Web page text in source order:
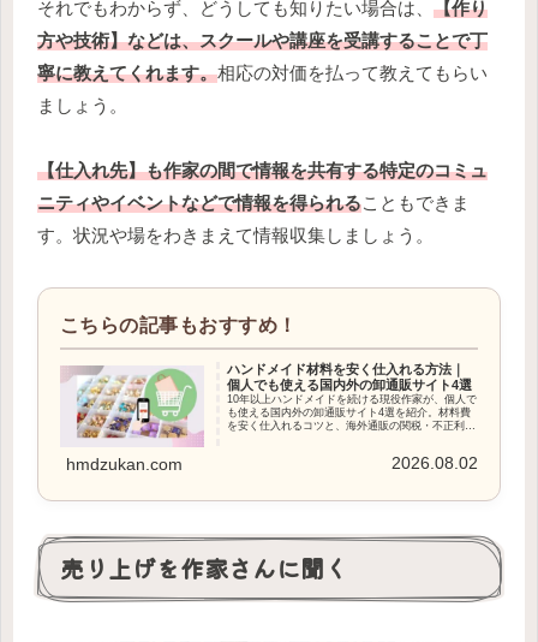
それでもわからず、どうしても知りたい場合は、 【作り
方や技術】などは、スクールや講座を受講することで丁
寧に教えてくれます。相応の対価を払って教えてもらい
ましょう。
【仕入れ先】も作家の間で情報を共有する特定のコミュ
ニティやイベントなどで情報を得られることもできま
す。状況や場をわきまえて情報収集しましょう。
ハンドメイド材料を安く仕入れる方法｜
個人でも使える国内外の卸通販サイト4選
10年以上ハンドメイドを続ける現役作家が、個人で
も使える国内外の卸通販サイト4選を紹介。材料費
を安く仕入れるコツと、海外通販の関税・不正利用
hmdzukan.com 2026.08.02
売り上げを作家さんに聞く